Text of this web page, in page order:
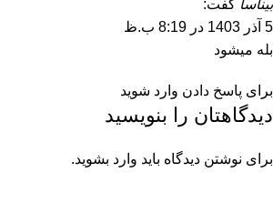
بیناسا گفت:
5 آذر 1403 در 8:19 ب.ظ
بله میشود
برای پاسخ دادن وارد شوید
دیدگاهتان را بنویسید
برای نوشتن دیدگاه باید وارد بشوید.